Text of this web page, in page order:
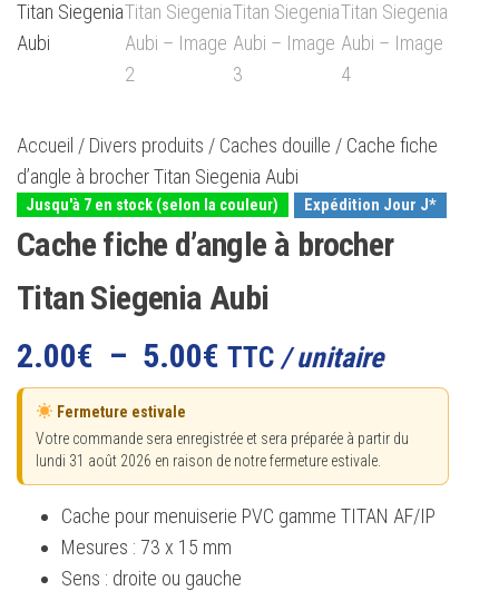
Accueil / Divers produits / Caches douille / Cache fiche
d’angle à brocher Titan Siegenia Aubi
Jusqu'à 7 en stock (selon la couleur) Expédition Jour J*
Cache fiche d’angle à brocher
Titan Siegenia Aubi
2.00€ – 5.00€ Plage
de
prix :
2.00€
à
5.00€
TTC / unitaire
Fermeture estivale
Votre commande sera enregistrée et sera préparée à partir du
lundi 31 août 2026 en raison de notre fermeture estivale.
Cache pour menuiserie PVC gamme TITAN AF/IP
Mesures : 73 x 15 mm
Sens : droite ou gauche